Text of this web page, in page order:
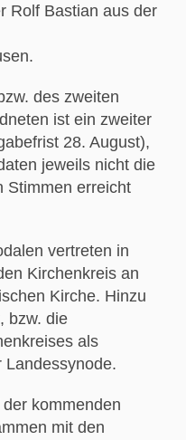
Rolf Bastian aus der
des zweiten
ist ein zweiter
28. August),
jeweils nicht die
Stimmen erreicht
vertreten in
Kirchenkreis an
Kirche. Hinzu
bzw. die
als
Landessynode.
kommenden
mit den